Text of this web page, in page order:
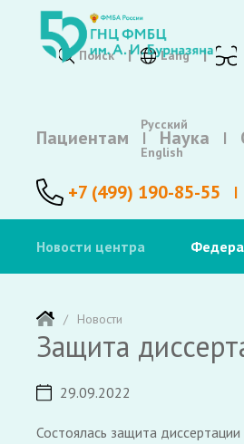
Поиск Lang
Русский
English
Пациентам Наука
+7 (499) 190-85-55
Новости центра
Новости
Защита
29.09.2022
Состоялась защита